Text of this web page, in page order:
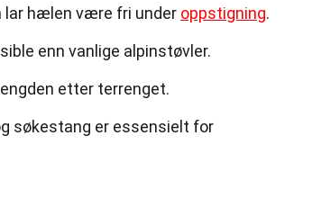
lar hælen være fri under oppstigning.
enn vanlige alpinstøvler.
etter terrenget.
søkestang er essensielt for